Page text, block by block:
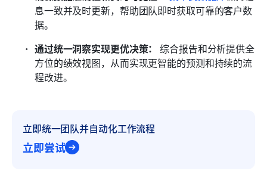
息一致并及时更新，帮助团队即时获取可靠的客户数
据。
通过统一洞察实现更优决策： 综合报告和分析提供全
方位的绩效视图，从而实现更智能的预测和持续的流
程改进。
立即统一团队并自动化工作流程
立即尝试